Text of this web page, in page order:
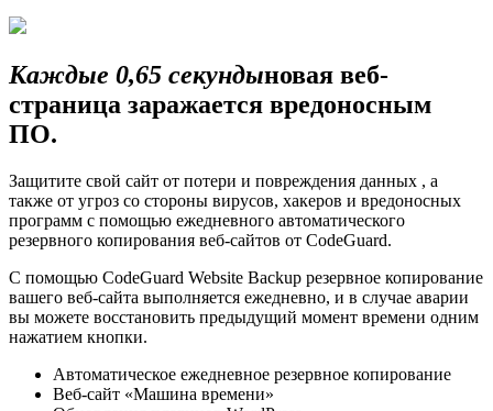
Каждые 0,65 секундыновая веб-
страница заражается вредоносным
ПО.
Защитите свой сайт от потери и повреждения данных , а
также от угроз со стороны вирусов, хакеров и вредоносных
программ с помощью ежедневного автоматического
резервного копирования веб-сайтов от CodeGuard.
С помощью CodeGuard Website Backup резервное копирование
вашего веб-сайта выполняется ежедневно, и в случае аварии
вы можете восстановить предыдущий момент времени одним
нажатием кнопки.
Автоматическое ежедневное резервное копирование
Веб-сайт «Машина времени»